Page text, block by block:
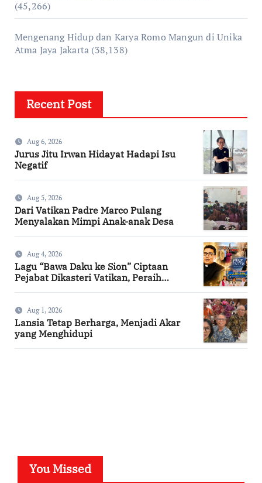
(45,266)
Mengenang Hidup dan Karya Romo Mangun di Unika
Atma Jaya Jakarta (38,138)
Recent Post
Aug 6, 2026
Jurus Jitu Irwan Hidayat Hadapi Isu
Negatif
Aug 5, 2026
Dari Vatikan Padre Marco Pulang
Menyalakan Mimpi Anak-anak Desa
Aug 4, 2026
Lagu “Bawa Daku ke Sion” Ciptaan
Pejabat Dikasteri Vatikan, Peraih
Aug 1, 2026
Lansia Tetap Berharga, Menjadi Akar
yang Menghidupi
You Missed